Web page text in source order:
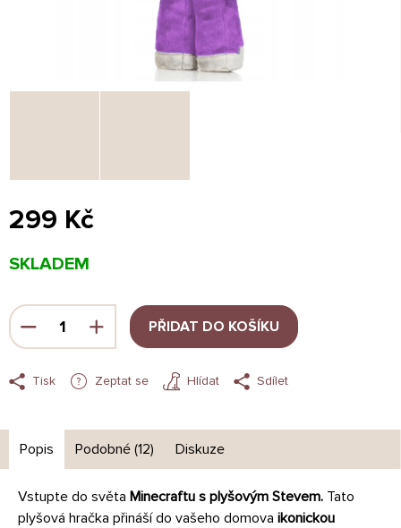
299 Kč
cena:
SKLADEM
PŘIDAT DO KOŠÍKU
Tisk Zeptat se Hlídat Sdílet
Popis Podobné (12) Diskuze
Vstupte do světa Minecraftu s plyšovým Stevem. Tato
plyšová hračka přináší do vašeho domova ikonickou